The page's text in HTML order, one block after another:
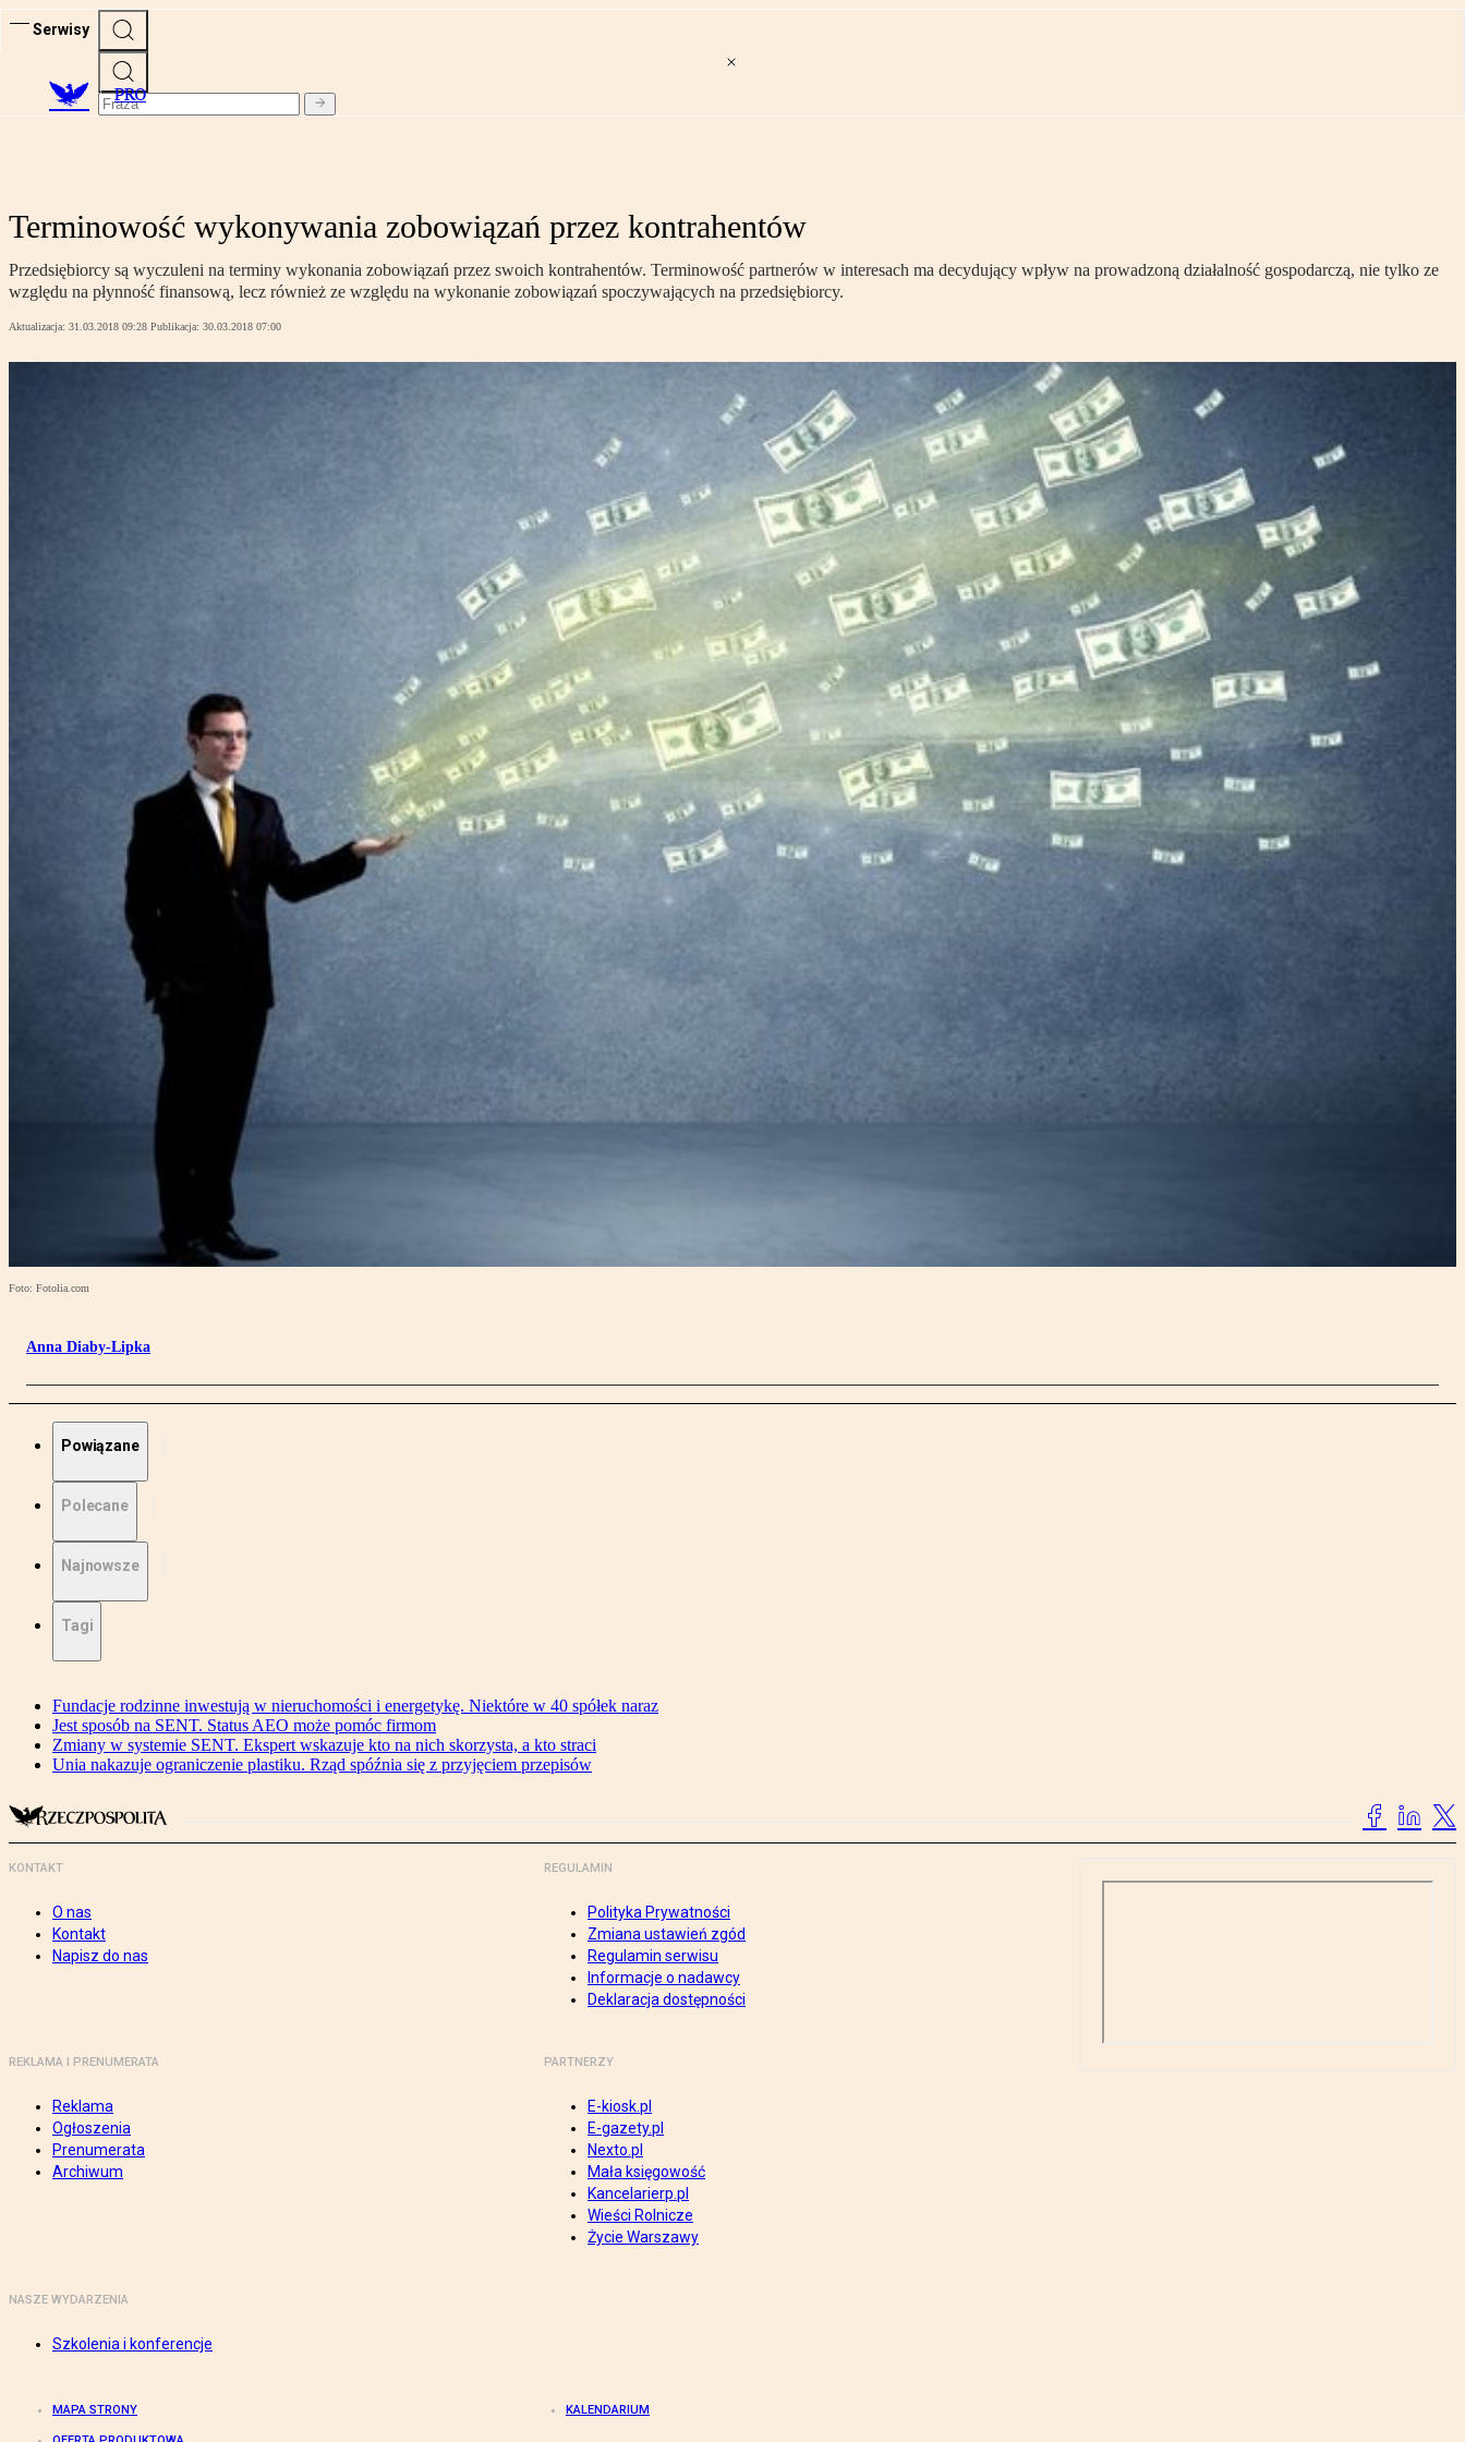
Serwisy
PRO
Terminowość wykonywania zobowiązań przez kontrahentów
Przedsiębiorcy są wyczuleni na terminy wykonania zobowiązań przez swoich kontrahentów. Terminowość partnerów w interesach ma decydujący wpływ na prowadzoną działalność gospodarczą, nie tylko ze
względu na płynność finansową, lecz również ze względu na wykonanie zobowiązań spoczywających na przedsiębiorcy.
Aktualizacja: 31.03.2018 09:28 Publikacja: 30.03.2018 07:00
Foto: Fotolia.com
Anna Diaby-Lipka
Powiązane
Polecane
Najnowsze
Tagi
Fundacje rodzinne inwestują w nieruchomości i energetykę. Niektóre w 40 spółek naraz
Jest sposób na SENT. Status AEO może pomóc firmom
Zmiany w systemie SENT. Ekspert wskazuje kto na nich skorzysta, a kto straci
Unia nakazuje ograniczenie plastiku. Rząd spóźnia się z przyjęciem przepisów
KONTAKT
O nas
Kontakt
Napisz do nas
REGULAMIN
Polityka Prywatności
Zmiana ustawień zgód
Regulamin serwisu
Informacje o nadawcy
Deklaracja dostępności
REKLAMA I PRENUMERATA
Reklama
Ogłoszenia
Prenumerata
Archiwum
PARTNERZY
E-kiosk.pl
E-gazety.pl
Nexto.pl
Mała księgowość
Kancelarierp.pl
Wieści Rolnicze
Życie Warszawy
NASZE WYDARZENIA
Szkolenia i konferencje
MAPA STRONY KALENDARIUM